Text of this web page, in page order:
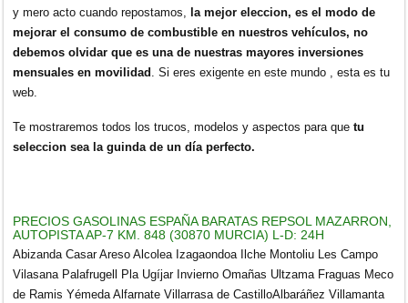
y mero acto cuando repostamos, la mejor eleccion, es el modo de
mejorar el consumo de combustible en nuestros vehículos, no
debemos olvidar que es una de nuestras mayores inversiones
mensuales en movilidad . Si eres exigente en este mundo , esta es tu
web.
Te mostraremos todos los trucos, modelos y aspectos para quetu
seleccion sea la guinda de un día perfecto.
PRECIOS GASOLINAS ESPAÑA BARATAS REPSOL MAZARRON,
AUTOPISTA AP-7 KM. 848 (30870 MURCIA) L-D: 24H
Abizanda Casar Areso Alcolea Izagaondoa Ilche Montoliu Les Campo
Vilasana Palafrugell Pla Ugíjar Invierno Omañas Ultzama Fraguas Meco
de Ramis Yémeda Alfarnate Villarrasa de CastilloAlbaráñez Villamanta